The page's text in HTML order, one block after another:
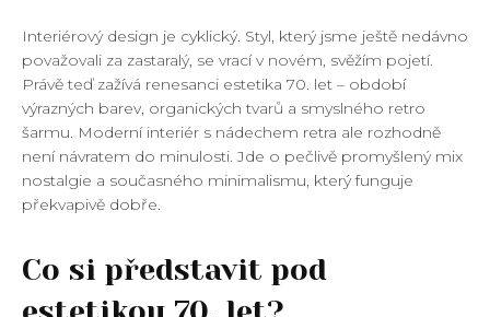
Interiérový design je cyklický. Styl, který jsme ještě nedávno
považovali za zastaralý, se vrací v novém, svěžím pojetí.
Právě teď zažívá renesanci estetika 70. let – období
výrazných barev, organických tvarů a smyslného retro
šarmu. Moderní interiér s nádechem retra ale rozhodně
není návratem do minulosti. Jde o pečlivě promyšlený mix
nostalgie a současného minimalismu, který funguje
překvapivě dobře.
Co si představit pod